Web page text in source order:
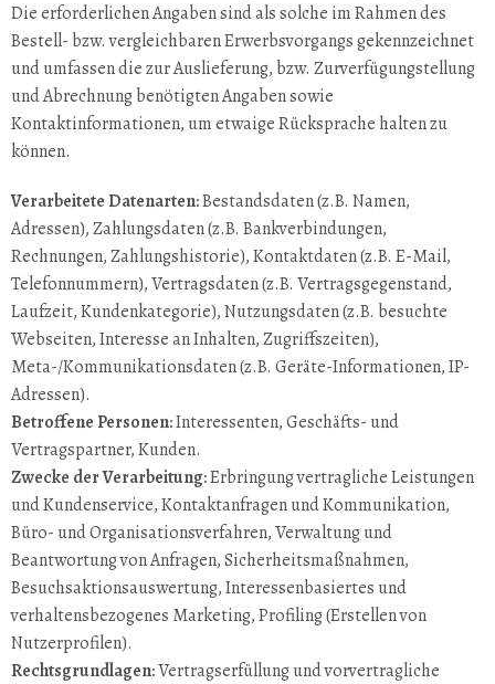
Die erforderlichen Angaben sind als solche im Rahmen des
Bestell- bzw. vergleichbaren Erwerbsvorgangs gekennzeichnet
und umfassen die zur Auslieferung, bzw. Zurverfügungstellung
und Abrechnung benötigten Angaben sowie
Kontaktinformationen, um etwaige Rücksprache halten zu
können.
Verarbeitete Datenarten:Bestandsdaten (z.B. Namen,
Adressen), Zahlungsdaten (z.B. Bankverbindungen,
Rechnungen, Zahlungshistorie), Kontaktdaten (z.B. E-Mail,
Telefonnummern), Vertragsdaten (z.B. Vertragsgegenstand,
Laufzeit, Kundenkategorie), Nutzungsdaten (z.B. besuchte
Webseiten, Interesse an Inhalten, Zugriffszeiten),
Meta-/Kommunikationsdaten (z.B. Geräte-Informationen, IP-
Adressen).
Betroffene Personen:Interessenten, Geschäfts- und
Vertragspartner, Kunden.
Zwecke der Verarbeitung:Erbringung vertragliche Leistungen
und Kundenservice, Kontaktanfragen und Kommunikation,
Büro- und Organisationsverfahren, Verwaltung und
Beantwortung von Anfragen, Sicherheitsmaßnahmen,
Besuchsaktionsauswertung, Interessenbasiertes und
verhaltensbezogenes Marketing, Profiling (Erstellen von
Nutzerprofilen).
Rechtsgrundlagen:Vertragserfüllung und vorvertragliche